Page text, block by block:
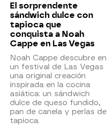
El sorprendente
sándwich dulce con
tapioca que
conquista a Noah
Cappe en Las Vegas
Noah Cappe descubre en
un festival de Las Vegas
una original creación
inspirada en la cocina
asiática: un sándwich
dulce de queso fundido,
pan de canela y perlas de
tapioca.